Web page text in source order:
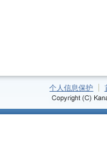
个人信息保护